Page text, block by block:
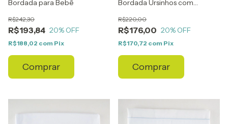
Bordada para Bebê
R$193,84
R$242,30
20% OFF
R$188,02 com Pix
Comprar
Bordada Ursinhos com
R$176,00
R$220,00
20% OFF
R$170,72 com Pix
Comprar